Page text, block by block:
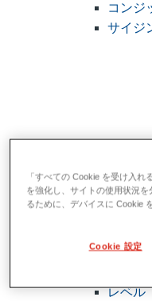
コンジ
サイジ
汎用工具
View
プロ
レベル
「すべての Cookie を受け入
を強化し、サイトの使用状況
るために、デバイスに Cookie
Cookie 設定